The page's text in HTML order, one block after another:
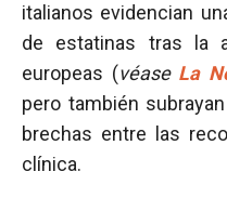
italianos evidencian
de estatinas tras la
europeas (véase La
pero también
brechas entre las
clínica.